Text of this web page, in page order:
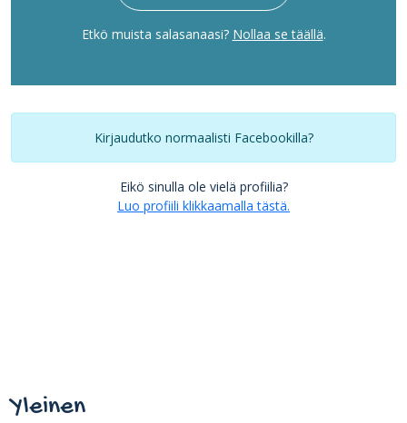
Etkö muista salasanaasi? Nollaa se täällä.
Kirjaudutko normaalisti Facebookilla?
Eikö sinulla ole vielä profiilia?
Luo profiili klikkaamalla tästä.
Yleinen